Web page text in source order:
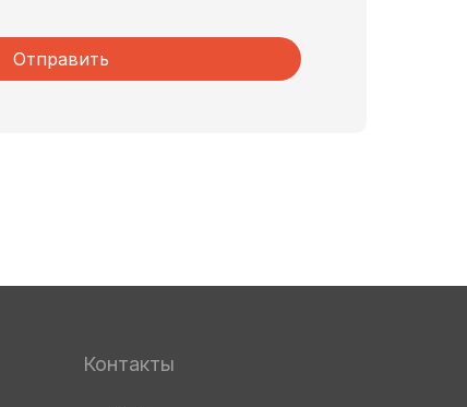
Отправить
Контакты